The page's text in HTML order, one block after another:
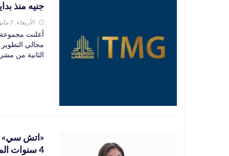
جنيه منذ
الأربعاء, 7 مايو 2025
أعلنت
مجالي
الثانية من
4 سنوات المقبلة